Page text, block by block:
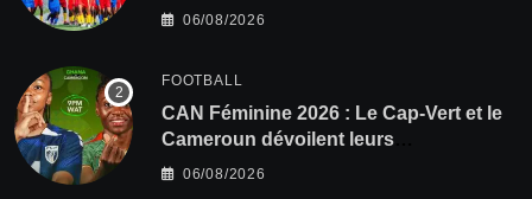
Pologne
06/08/2026
FOOTBALL
CAN Féminine 2026 : Le Cap-Vert et le
Cameroun dévoilent leurs
compositions
06/08/2026